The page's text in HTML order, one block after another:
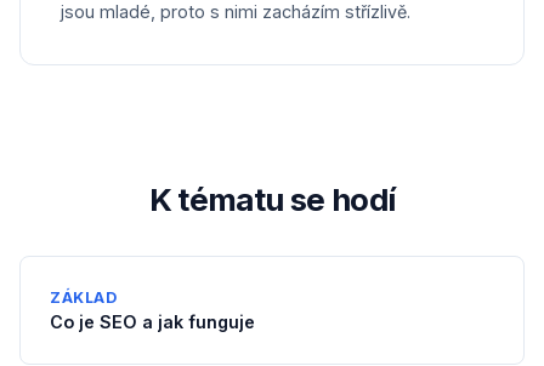
jsou mladé, proto s nimi zacházím střízlivě.
K tématu se hodí
ZÁKLAD
Co je SEO a jak funguje